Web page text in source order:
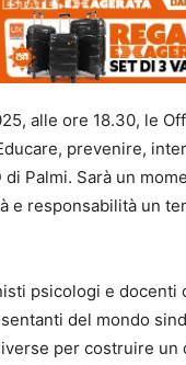
alle ore 18.30, le
prevenire,
Palmi. Sarà un
e responsabilità un
psicologi e
del mondo
per costruire un